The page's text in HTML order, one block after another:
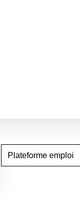
Plateforme emploi